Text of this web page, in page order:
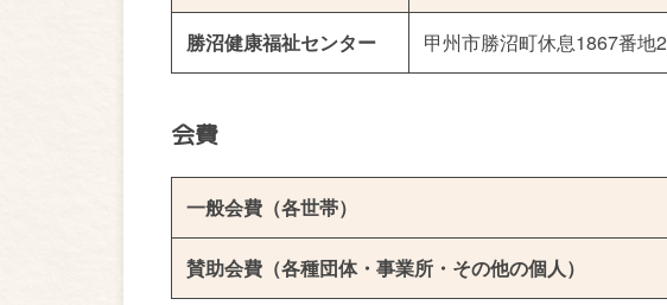
勝沼健康福祉センター 甲州市勝沼町休息1867番地2
会費
一般会費（各世帯）
賛助会費（各種団体・事業所・その他の個人）